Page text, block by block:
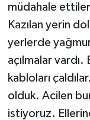
müdahale
Kazılan yerin
yerlerde
açılmalar vardı.
kabloları
olduk. Acilen
istiyoruz.